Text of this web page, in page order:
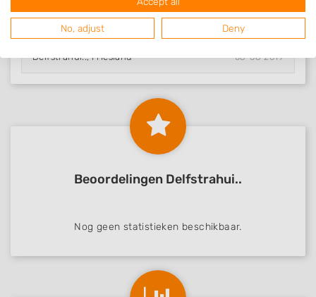
Delfstrahui.., Friesland 08-08-2019
Beoordelingen Delfstrahui..
Nog geen statistieken beschikbaar.
No, adjust Deny